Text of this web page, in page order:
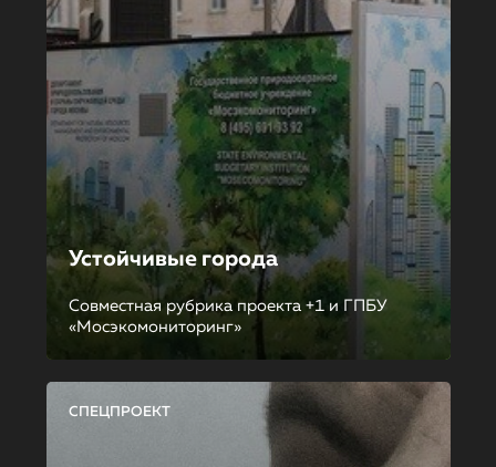
Устойчивые города
Совместная рубрика проекта +1 и ГПБУ
«Мосэкомониторинг»
СПЕЦПРОЕКТ